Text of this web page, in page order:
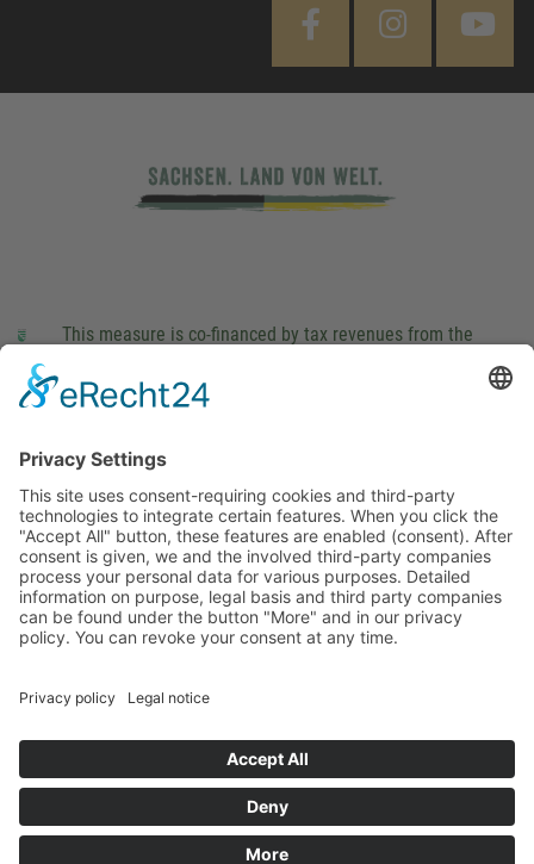
This measure is co-financed by tax revenues from the
Landtag (parliament).
This site uses consent-requiring cookies and third-party
technologies to integrate certain features. When you click the
"Accept All" button, these features are enabled (consent).
After consent is given, we and the involved third-party
companies process your personal data for various purposes.
companies can be found under the button "More" and in our
DENY ACCEPT MORE